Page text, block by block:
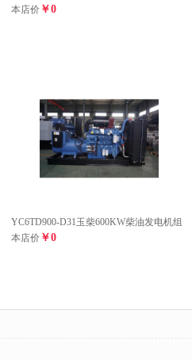
本店价 ￥0
YC6TD900-D31玉柴600KW柴油发电机组
本店价 ￥0